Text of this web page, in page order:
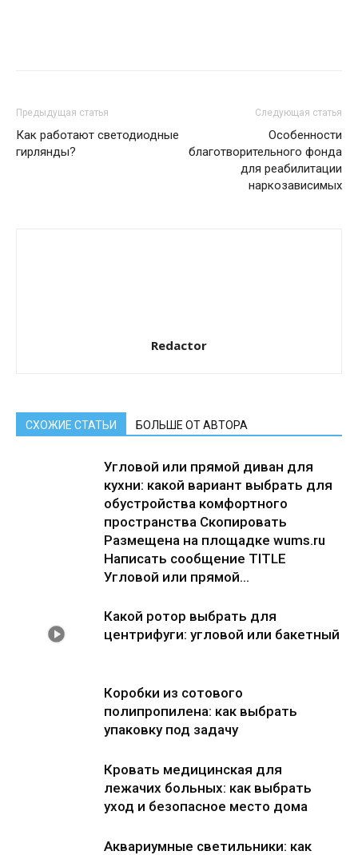
Предыдущая статья
Как работают светодиодные
гирлянды?
Следующая статья
Особенности
благотворительного фонда
для реабилитации
наркозависимых
Redactor
СХОЖИЕ СТАТЬИ БОЛЬШЕ ОТ АВТОРА
Угловой или прямой диван для
кухни: какой вариант выбрать для
обустройства комфортного
пространства Скопировать
Размещена на площадке wums.ru
Написать сообщение TITLE
Угловой или прямой...
Какой ротор выбрать для
центрифуги: угловой или бакетный
Коробки из сотового
полипропилена: как выбрать
упаковку под задачу
Кровать медицинская для
лежачих больных: как выбрать
уход и безопасное место дома
Аквариумные светильники: как